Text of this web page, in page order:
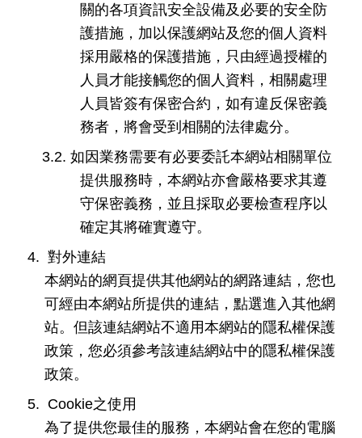
關的各項資訊安全設備及必要的安全防
護措施，加以保護網站及您的個人資料
採用嚴格的保護措施，只由經過授權的
人員才能接觸您的個人資料，相關處理
人員皆簽有保密合約，如有違反保密義
務者，將會受到相關的法律處分。
3.2.如因業務需要有必要委託本網站相關單位
提供服務時，本網站亦會嚴格要求其遵
守保密義務，並且採取必要檢查程序以
確定其將確實遵守。
4. 對外連結
本網站的網頁提供其他網站的網路連結，您也
可經由本網站所提供的連結，點選進入其他網
站。但該連結網站不適用本網站的隱私權保護
政策，您必須參考該連結網站中的隱私權保護
政策。
5. Cookie之使用
為了提供您最佳的服務，本網站會在您的電腦